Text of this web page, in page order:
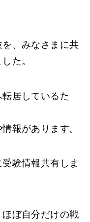
、みなさまに共
た。
居しているた
報があります。
験情報共有しま
ぼ自分だけの戦